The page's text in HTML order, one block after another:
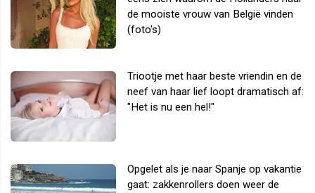
de mooiste vrouw van België vinden
(foto's)
Triootje met haar beste vriendin en de
neef van haar lief loopt dramatisch af:
"Het is nu een hel!"
Opgelet als je naar Spanje op vakantie
gaat: zakkenrollers doen weer de